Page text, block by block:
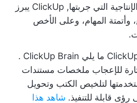
التي جربتها, ClickUp يبرز
وأتمتة المهام، وعلى الأخص
ClickUp Brain
.
للإعجاب ملخصات مستندات
لتلخيص الكتب وتحويل
رؤى قابلة للتنفيذ. شاهد هذا